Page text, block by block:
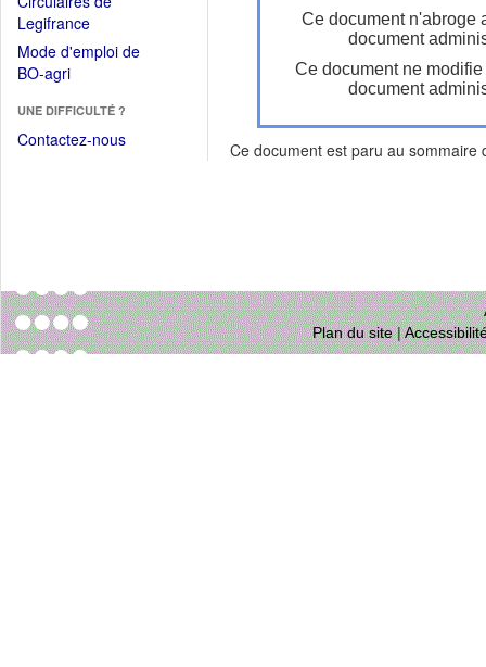
Legifrance(Ouvrir
dans
une
fenêtre)
Mode d'emploi de
BO-agri(Ouvrir
une
nouvelle
UNE DIFFICULTÉ ?
Contactez-nous
Ce document n'abroge
document
Ce document ne
document
Ce document est paru au sommaire
Plan du site|